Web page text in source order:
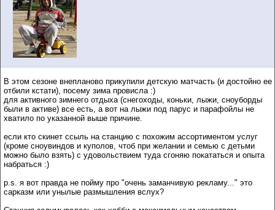
В этом сезоне внепланово прикупили детскую матчасть (и достойно ее
отбили кстати), посему зима провисла :)
для активного зимнего отдыха (снегоходы, коньки, лыжи, сноуборды
были в активе) все есть, а вот на лыжи под парус и парафойлы не
хватило по указанной выше причине.
если кто скинет ссыль на станцию с похожим ассортиментом услуг
(кроме сноувиндов и куполов, чтоб при желании и семью с детьми
можно было взять) с удовольствием туда сгоняю покататься и опыта
набраться :)
p.s. я вот правда не пойму про "очень заманчивую рекламу..." это
сарказм или унылые размышления вслух?